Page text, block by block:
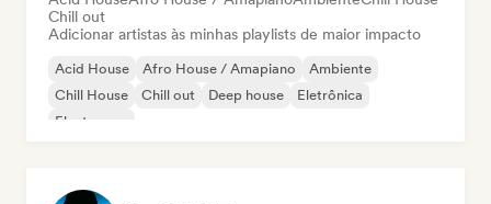
Chill out
Adicionar artistas às minhas playlists de maior impacto
Acid House Afro House / Amapiano
Ambiente
Chill House
Chill out Deep house
Eletrônica
Electropop